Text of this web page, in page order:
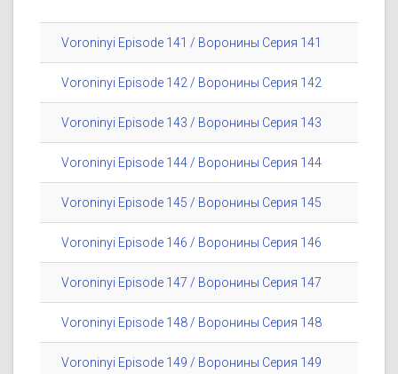
Voroninyi Episode 141 / Воронины Серия 141
Voroninyi Episode 142 / Воронины Серия 142
Voroninyi Episode 143 / Воронины Серия 143
Voroninyi Episode 144 / Воронины Серия 144
Voroninyi Episode 145 / Воронины Серия 145
Voroninyi Episode 146 / Воронины Серия 146
Voroninyi Episode 147 / Воронины Серия 147
Voroninyi Episode 148 / Воронины Серия 148
Voroninyi Episode 149 / Воронины Серия 149